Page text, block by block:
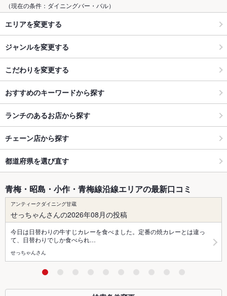
（現在の条件：ダイニングバー・バル）
エリアを変更する
ジャンルを変更する
こだわりを変更する
おすすめのキーワードから探す
ランチのあるお店から探す
チェーン店から探す
都道府県を選び直す
青梅・昭島・小作・青梅線沿線エリアの最新口コミ
アンティークダイニング甘蔵
せっちゃんさんの2026年08月の投稿
今日は日替わりの牛すじカレーを食べました。定番の焼カレーとは違っ
て、日替わりでしか食べられ…
せっちゃんさん